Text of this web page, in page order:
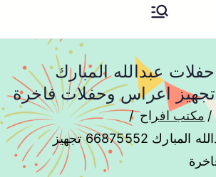
مكتب افراح و مناسبات و زواج و
عبدالله المبارك
مكتب افراح
تنسيق حفلات عبدالله المبارك 66875552 تجهيز